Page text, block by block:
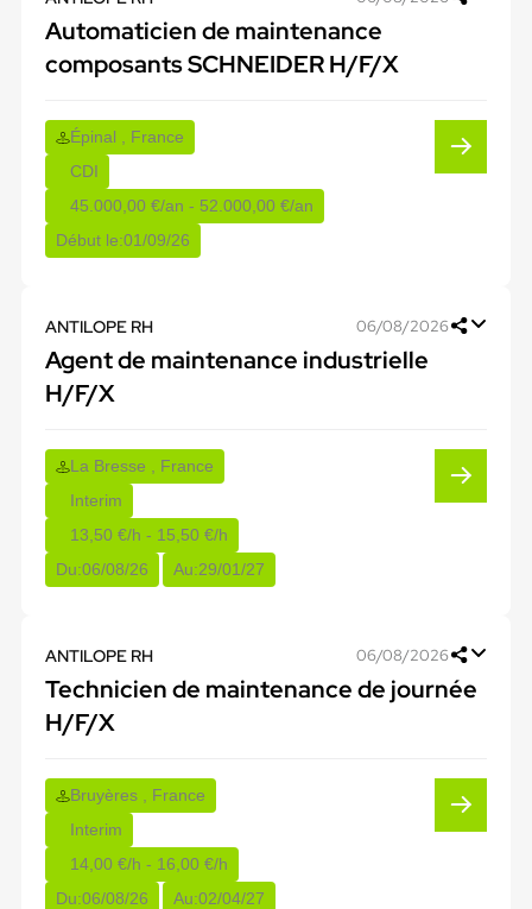
Automaticien de maintenance
composants SCHNEIDER H/F/X
Épinal , France
CDI
45.000,00 €/an - 52.000,00 €/an
Début le:01/09/26
ANTILOPE RH 06/08/2026
Agent de maintenance industrielle
H/F/X
La Bresse , France
Interim
13,50 €/h - 15,50 €/h
Du:06/08/26 Au:29/01/27
ANTILOPE RH 06/08/2026
Technicien de maintenance de journée
H/F/X
Bruyères , France
Interim
14,00 €/h - 16,00 €/h
Du:06/08/26 Au:02/04/27